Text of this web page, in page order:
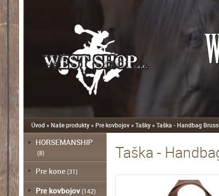
Úvod » Naše produkty» Pre kovbojov»Tašky»Taška - Handbag
Taška -
HORSEMANSHIP
(8)
Pre kone(31)
Pre kovbojov(142)